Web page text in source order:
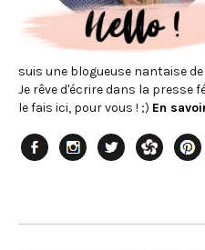
suis une blogueuse nantaise de
Je rêve d'écrire dans la presse
le fais ici, pour vous ! ;) En